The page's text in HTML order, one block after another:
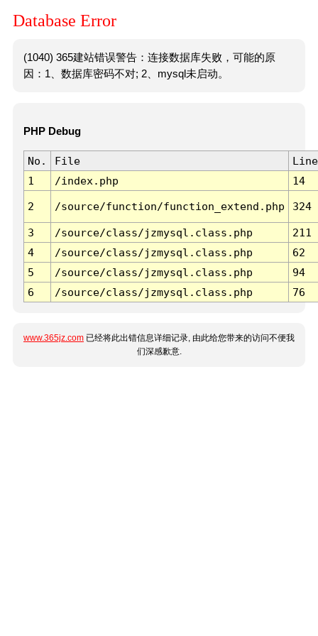
Database Error
(1040) 365建站错误警告：连接数据库失败，可能的原
因：1、数据库密码不对; 2、mysql未启动。
PHP Debug
No. File
Line
1
/index.php 14
2 /source/function/function_extend.php 324
3 /source/class/jzmysql.class.php
211
4
/source/class/jzmysql.class.php
62
5
/source/class/jzmysql.class.php
94
6
/source/class/jzmysql.class.php 76
www.365jz.com 已经将此出错信息详细记录, 由此给您带来的访问不便我
们深感歉意.